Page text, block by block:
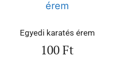
Egyedi karatés érem
100Ft